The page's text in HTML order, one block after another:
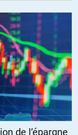
de l’épargne